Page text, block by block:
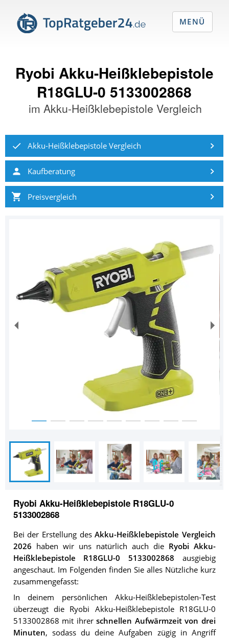
Ryobi Akku-Heißklebepistole
R18GLU-0 5133002868
imAkku-Heißklebepistole Vergleich
Akku-Heißklebepistole Vergleich
Kaufberatung
Preisvergleich
Ryobi Akku-Heißklebepistole R18GLU-0
5133002868
Bei der Erstellung desAkku-Heißklebepistole Vergleich
2026 haben wir uns natürlich auch die Ryobi Akku-
Heißklebepistole R18GLU-0 5133002868 ausgiebig
angeschaut. Im Folgenden finden Sie alles Nützliche kurz
zusammengefasst:
In deinem persönlichen Akku-Heißklebepistolen-Test
überzeugt die Ryobi Akku-Heißklebepistole R18GLU-0
5133002868 mit ihrerschnellen Aufwärmzeit von drei
Minuten, sodass du deine Aufgaben zügig in Angriff
MENÜ